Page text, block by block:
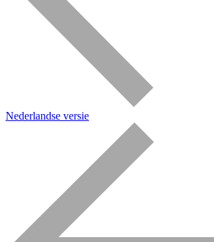
Nederlandse versie